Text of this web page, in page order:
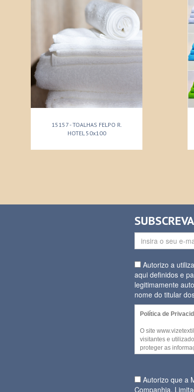
15157 - TOALHAS FELPO R.
HOTEL 50x100
Autorizo a
aqui definidos e
legitimamente
nome do titular
Política de
O site
visitantes e
proteger as
decida partilhar.
No entanto,
Autorizo que a
Companhia,